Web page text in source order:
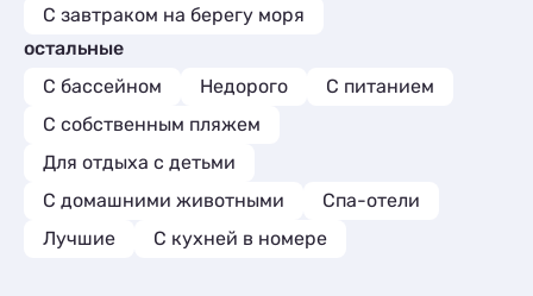
С завтраком на берегу моря
остальные
С бассейном
Недорого
С питанием
С собственным пляжем
Для отдыха с детьми
С домашними животными
Спа-отели
Лучшие
C кухней в номере